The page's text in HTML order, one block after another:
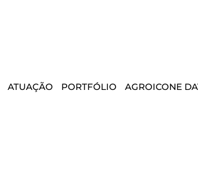
ATUAÇÃO PORTFÓLIO AGROICONE